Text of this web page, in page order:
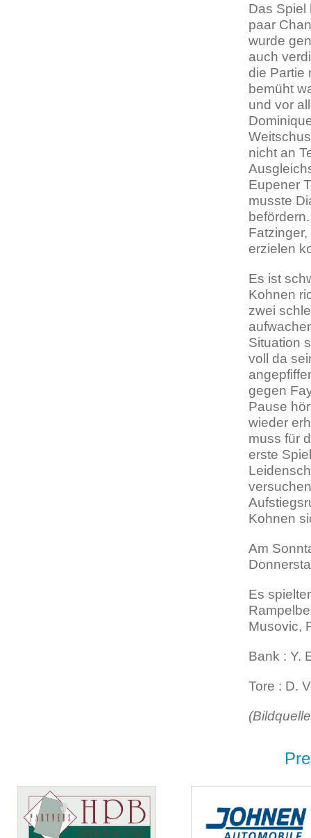
Das Spiel
paar
wurde
auch
die Partie
bemüht
und vor
nicht an
Eupener
musste
erzielen
Es ist
Kohnen
zwei
Situation
voll da
gegen
Pause
wieder
muss für
erste
Kohnen
Am
Es
Musovic,
Bank : Y.
Tore : D.